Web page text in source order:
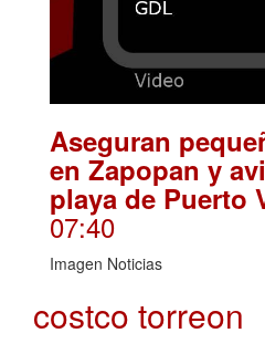
Aseguran
en Zapopan y
playa de Puerto
07:40
Imagen Noticias
costco torreon